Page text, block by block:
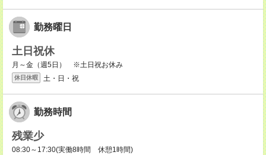
勤務曜日
土日祝休
月～金（週5日） ※土日祝お休み
休日休暇 土・日・祝
勤務時間
残業少
08:30～17:30(実働8時間 休憩1時間)